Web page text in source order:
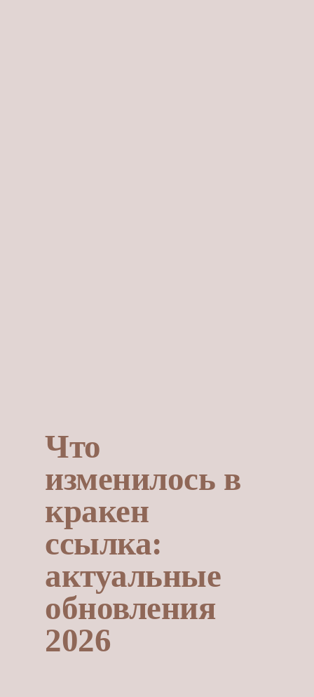
Что
изменилось в
кракен
ссылка:
актуальные
обновления
2026